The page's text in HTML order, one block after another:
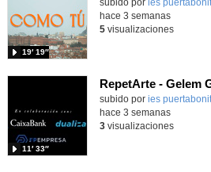
subido por ies
19′ 19″
hace 3 semanas
5visualizaciones
RepetArte - Gelem
subido por ies
11′ 33″
hace 3 semanas
3visualizaciones